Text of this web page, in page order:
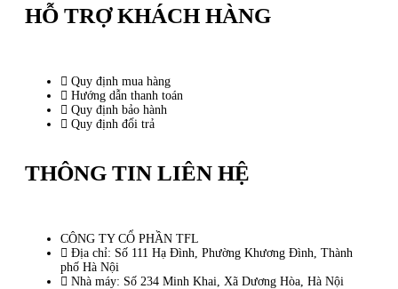
HỖ TRỢ KHÁCH HÀNG
Quy định mua hàng
Hướng dẫn thanh toán
Quy định bảo hành
Quy định đổi trả
THÔNG TIN LIÊN HỆ
CÔNG TY CỔ PHẦN TFL
Địa chỉ: Số 111 Hạ Đình, Phường Khương Đình, Thành
phố Hà Nội
Nhà máy: Số 234 Minh Khai, Xã Dương Hòa, Hà Nội